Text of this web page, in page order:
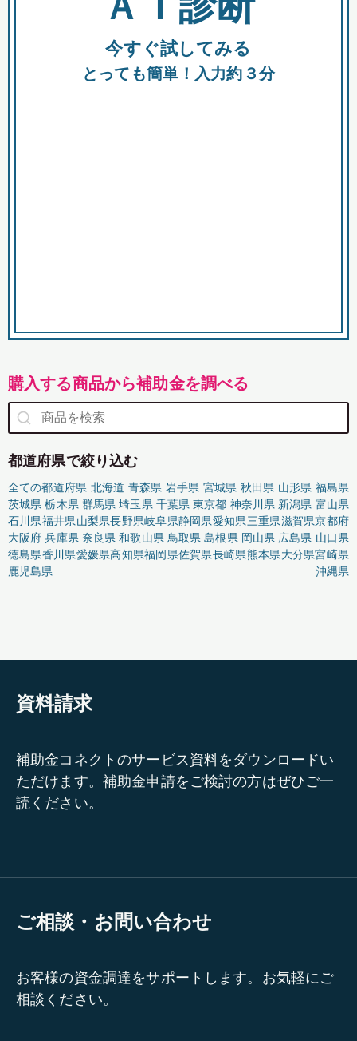
今すぐ試してみる
とっても簡単！入力約３分
購入する商品から補助金を調べる
都道府県で絞り込む
全ての都道府県 北海道 青森県 岩手県 宮城県 秋田県 山形県 福島県
茨城県 栃木県 群馬県 埼玉県 千葉県 東京都 神奈川県 新潟県 富山県
石川県福井県山梨県長野県岐阜県静岡県愛知県三重県滋賀県京都府
大阪府 兵庫県 奈良県 和歌山県 鳥取県 島根県 岡山県 広島県 山口県
徳島県香川県愛媛県高知県福岡県佐賀県長崎県熊本県大分県宮崎県
鹿児島県
沖縄県
資料請求
補助金コネクトのサービス資料をダウンロードい
ただけます。補助金申請をご検討の方はぜひご一
読ください。
ご相談・お問い合わせ
お客様の資金調達をサポートします。お気軽にご
相談ください。